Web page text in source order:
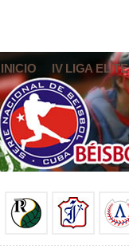
INICIO IV LIGA ELITE